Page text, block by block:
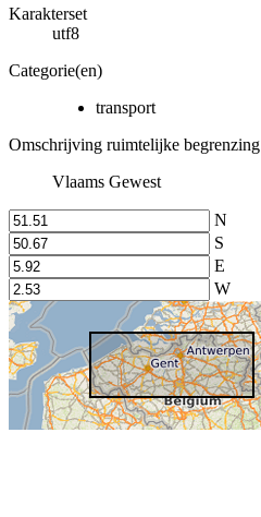
Karakterset
utf8
Categorie(en)
transport
Omschrijving ruimtelijke begrenzing
Vlaams Gewest
N
S
E
W